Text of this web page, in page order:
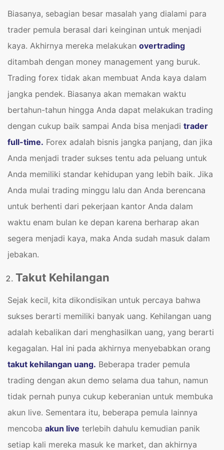
Biasanya, sebagian besar masalah yang dialami para
trader pemula berasal dari keinginan untuk menjadi
kaya. Akhirnya mereka melakukan overtrading
ditambah dengan money management yang buruk.
Trading forex tidak akan membuat Anda kaya dalam
jangka pendek. Biasanya akan memakan waktu
bertahun-tahun hingga Anda dapat melakukan trading
dengan cukup baik sampai Anda bisa menjadi trader
full-time. Forex adalah bisnis jangka panjang, dan jika
Anda menjadi trader sukses tentu ada peluang untuk
Anda memiliki standar kehidupan yang lebih baik. Jika
Anda mulai trading minggu lalu dan Anda berencana
untuk berhenti dari pekerjaan kantor Anda dalam
waktu enam bulan ke depan karena berharap akan
segera menjadi kaya, maka Anda sudah masuk dalam
jebakan.
Takut Kehilangan
Sejak kecil, kita dikondisikan untuk percaya bahwa
sukses berarti memiliki banyak uang. Kehilangan uang
adalah kebalikan dari menghasilkan uang, yang berarti
kegagalan. Hal ini pada akhirnya menyebabkan orang
takut kehilangan uang. Beberapa trader pemula
trading dengan akun demo selama dua tahun, namun
tidak pernah punya cukup keberanian untuk membuka
akun live. Sementara itu, beberapa pemula lainnya
mencoba akun live terlebih dahulu kemudian panik
setiap kali mereka masuk ke market, dan akhirnya